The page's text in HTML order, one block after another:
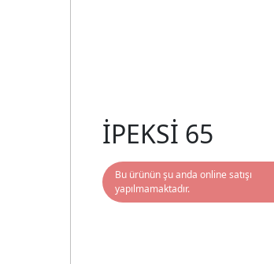
İPEKSİ 65
Bu ürünün şu anda online satışı
yapılmamaktadır.